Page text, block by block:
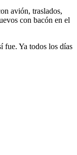
avión, traslados,
con bacón en el
fue. Ya todos los días